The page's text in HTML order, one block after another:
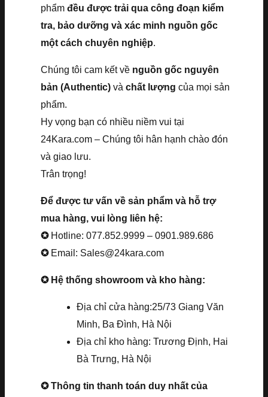
phẩm đều được trải qua công đoạn kiểm
tra, bảo dưỡng và xác minh nguồn gốc
một cách chuyên nghiệp.
Chúng tôi cam kết về nguồn gốc nguyên
bản (Authentic) và chất lượng của mọi sản
phẩm.
Hy vọng bạn có nhiều niềm vui tại
24Kara.com – Chúng tôi hân hạnh chào đón
và giao lưu.
Trân trọng!
Để được tư vấn về sản phẩm và hỗ trợ
mua hàng, vui lòng liên hệ:
✪ Hotline: 077.852.9999 – 0901.989.686
✪ Email: Sales@24kara.com
✪ Hệ thống showroom và kho hàng:
Địa chỉ cửa hàng:25/73 Giang Văn
Minh, Ba Đình, Hà Nội
Địa chỉ kho hàng: Trương Định, Hai
Bà Trưng, Hà Nội
✪ Thông tin thanh toán duy nhất của